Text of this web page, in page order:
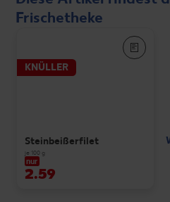
Frischetheke
KNÜLLER
Steinbeißerfilet
je 100 g
nur
2.59